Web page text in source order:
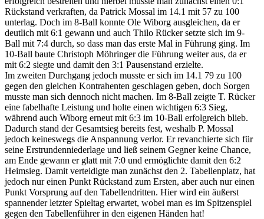
Rückstand verkraften, da Patrick Mossal im 14.1 mit 57 zu 100
unterlag. Doch im 8-Ball konnte Ole Wiborg ausgleichen, da er
deutlich mit 6:1 gewann und auch Thilo Rücker setzte sich im 9-
Ball mit 7:4 durch, so dass man das erste Mal in Führung ging. Im
10-Ball baute Christoph Möhringer die Führung weiter aus, da er
mit 6:2 siegte und damit den 3:1 Pausenstand erzielte.
Im zweiten Durchgang jedoch musste er sich im 14.1 79 zu 100
gegen den gleichen Kontrahenten geschlagen geben, doch Sorgen
musste man sich dennoch nicht machen. Im 8-Ball zeigte T. Rücker
eine fabelhafte Leistung und holte einen wichtigen 6:3 Sieg,
während auch Wiborg erneut mit 6:3 im 10-Ball erfolgreich blieb.
Dadurch stand der Gesamtsieg bereits fest, weshalb P. Mossal
jedoch keineswegs die Anspannung verlor. Er revanchierte sich für
seine Erstrundenniederlage und ließ seinem Gegner keine Chance,
am Ende gewann er glatt mit 7:0 und ermöglichte damit den 6:2
Heimsieg. Damit verteidigte man zunächst den 2. Tabellenplatz, hat
jedoch nur einen Punkt Rückstand zum Ersten, aber auch nur einen
Punkt Vorsprung auf den Tabellendritten. Hier wird ein äußerst
spannender letzter Spieltag erwartet, wobei man es im Spitzenspiel
gegen den Tabellenführer in den eigenen Händen hat!